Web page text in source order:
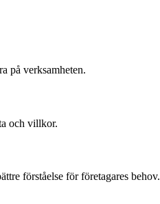
på verksamheten.
och villkor.
förståelse för företagares behov.